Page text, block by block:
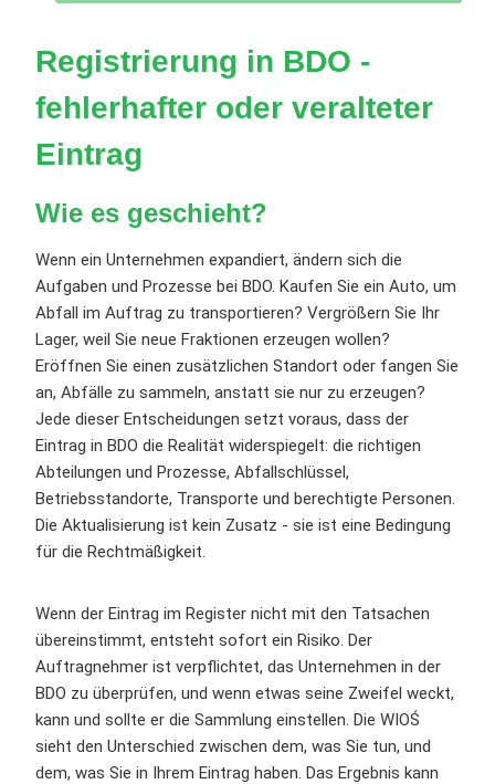
Registrierung in BDO -
fehlerhafter oder veralteter
Eintrag
Wie es geschieht?
Wenn ein Unternehmen expandiert, ändern sich die
Aufgaben und Prozesse bei BDO. Kaufen Sie ein Auto, um
Abfall im Auftrag zu transportieren? Vergrößern Sie Ihr
Lager, weil Sie neue Fraktionen erzeugen wollen?
Eröffnen Sie einen zusätzlichen Standort oder fangen Sie
an, Abfälle zu sammeln, anstatt sie nur zu erzeugen?
Jede dieser Entscheidungen setzt voraus, dass der
Eintrag in BDO die Realität widerspiegelt: die richtigen
Abteilungen und Prozesse, Abfallschlüssel,
Betriebsstandorte, Transporte und berechtigte Personen.
Die Aktualisierung ist kein Zusatz - sie ist eine Bedingung
für die Rechtmäßigkeit.
Wenn der Eintrag im Register nicht mit den Tatsachen
übereinstimmt, entsteht sofort ein Risiko. Der
Auftragnehmer ist verpflichtet, das Unternehmen in der
BDO zu überprüfen, und wenn etwas seine Zweifel weckt,
kann und sollte er die Sammlung einstellen. Die WIOŚ
sieht den Unterschied zwischen dem, was Sie tun, und
dem, was Sie in Ihrem Eintrag haben. Das Ergebnis kann